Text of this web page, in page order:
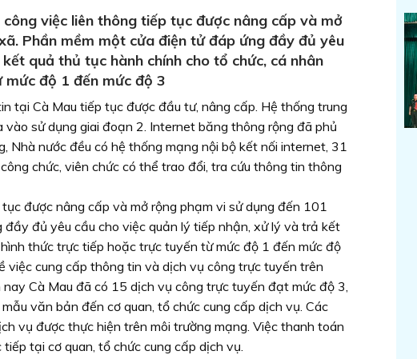
việc liên thông tiếp tục được nâng cấp và mở
Phần mềm một cửa điện tử đáp ứng đầy đủ yêu
quả thủ tục hành chính cho tổ chức, cá nhân
độ 1 đến mức độ 3
tại Cà Mau tiếp tục được đầu tư, nâng cấp. Hệ thống trung
sử dụng giai đoạn 2. Internet băng thông rộng đã phủ
Nhà nước đều có hệ thống mạng nội bộ kết nối internet, 31
chức, viên chức có thể trao đổi, tra cứu thông tin thông
được nâng cấp và mở rộng phạm vi sử dụng đến 101
đủ yêu cầu cho việc quản lý tiếp nhận, xử lý và trả kết
thức trực tiếp hoặc trực tuyến từ mức độ 1 đến mức độ
cung cấp thông tin và dịch vụ công trực tuyến trên
Cà Mau đã có 15 dịch vụ công trực tuyến đạt mức độ 3,
văn bản đến cơ quan, tổ chức cung cấp dịch vụ. Các
vụ được thực hiện trên môi trường mạng. Việc thanh toán
tại cơ quan, tổ chức cung cấp dịch vụ.